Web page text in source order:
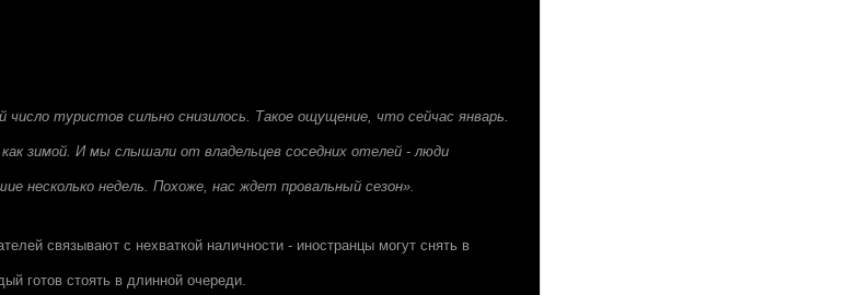
число туристов сильно снизилось. Такое ощущение, что сейчас январь.
зимой. И мы слышали от владельцев соседних отелей - люди
несколько недель. Похоже, нас ждет провальный сезон».
связывают с нехваткой наличности - иностранцы могут снять в
готов стоять в длинной очереди.